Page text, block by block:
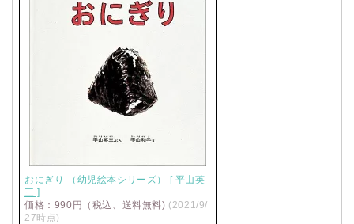
おにぎり （幼児絵本シリーズ） [ 平山英
三 ]
価格：990円（税込、送料無料) (2021/9/
27時点)